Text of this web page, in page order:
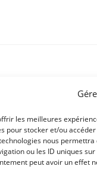
les meilleures
pour stocker et/ou
nous
ou les ID uniques
peut avoir un effet